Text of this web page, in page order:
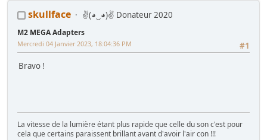
RaceCab Multi sur Initial D-Daytona 2 & Sega Rally 2 sur cab Scud
Mes WIP :Fast & Furious Super Bikes
Crisis 4 DX -Pole Position Upright
skullface ✌(◕‿◕)✌ Donateur 2020
M2 MEGA Adapters
#1
Mercredi 04 Janvier 2023, 18:04:36 PM
Bravo !
La vitesse de la lumière étant plus rapide que celle du son c'est pour
cela que certains paraissent brillant avant d'avoir l'air con !!!